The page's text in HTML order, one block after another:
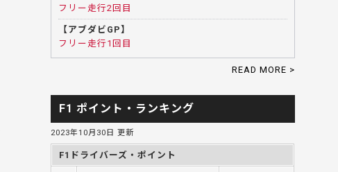
フリー走行2回目
【アブダビGP】
フリー走行1回目
READ MORE >
F1 ポイント・ランキング
2023年10月30日 更新
F1ドライバーズ・ポイント